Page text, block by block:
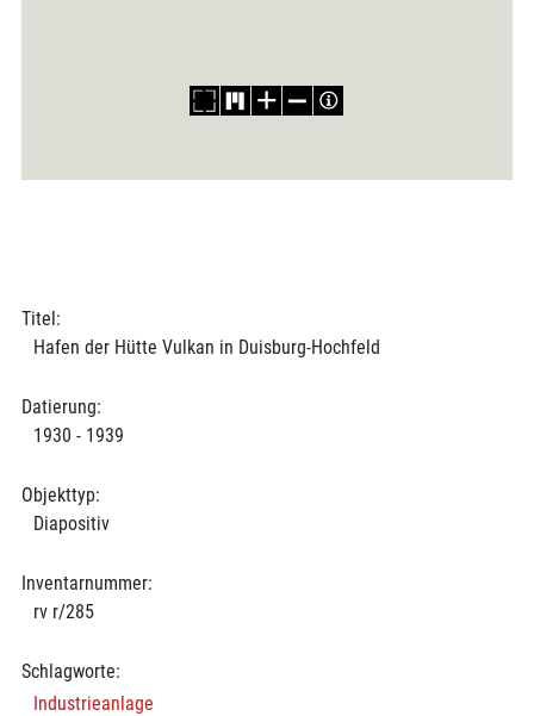
Titel:
Hafen der Hütte Vulkan in Duisburg-Hochfeld
Datierung:
1930 - 1939
Objekttyp:
Diapositiv
Inventarnummer:
rv r/285
Schlagworte:
Industrieanlage